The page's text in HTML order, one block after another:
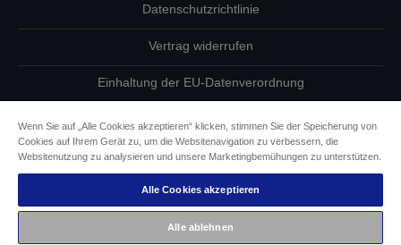
Datenschutzrichtlinie
Vertrag widerrufen
Einhaltung der EU-Datenverordnung
Informationen zu Cookies
Epson Engagement für Barrierefreiheit
Wenn Sie auf „Alle Cookies akzeptieren“ klicken, stimmen Sie der Speicherung von
Cookies auf Ihrem Gerät zu, um die Websitenavigation zu verbessern, die
Websitenutzung zu analysieren und unsere Marketingbemühungen zu unterstützen.
Alle Cookies akzeptieren
Alle ablehnen